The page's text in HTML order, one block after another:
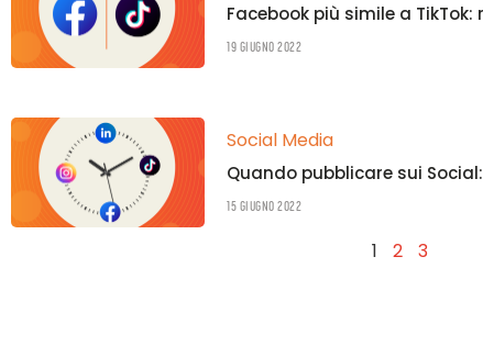
Facebook più simile a
19 Giugno 2022
Social Media
Quando pubblicare sui
15 Giugno 2022
1 2 3